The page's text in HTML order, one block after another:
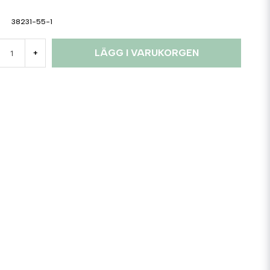
38231-55-1
+ LÄGG I VARUKORGEN